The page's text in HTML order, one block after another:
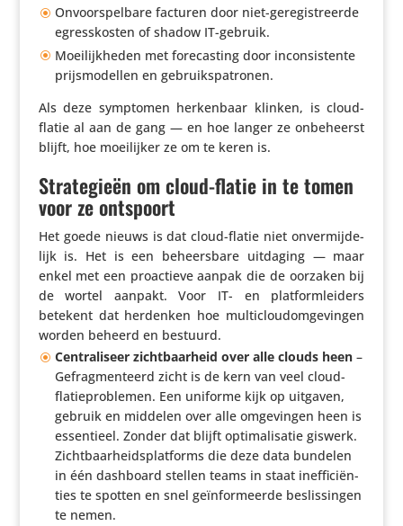
Onvoor­spel­bare facturen door niet-gere­gi­streerde
egres­skosten of shadow IT-gebruik.
Moei­lijk­heden met fore­cas­ting door incon­sis­tente
prijs­mo­dellen en gebruikspatronen.
Als deze symptomen herken­baar klinken, is cloud-
flatie al aan de gang — en hoe langer ze onbe­heerst
blijft, hoe moei­lijker ze om te keren is.
Strategieën om cloud-flatie in te tomen
voor ze ontspoort
Het goede nieuws is dat cloud-flatie niet onver­mij­de­
lijk is. Het is een beheers­bare uitdaging — maar
enkel met een proac­tieve aanpak die de oorzaken bij
de wortel aanpakt. Voor IT- en plat­form­lei­ders
betekent dat herdenken hoe multi­cloudom­ge­vingen
worden beheerd en bestuurd.
Centra­li­seer zicht­baar­heid over alle clouds heen–
Gefrag­men­teerd zicht is de kern van veel cloud-
flatie­pro­blemen. Een uniforme kijk op uitgaven,
gebruik en middelen over alle omge­vingen heen is
essen­tieel. Zonder dat blijft opti­ma­li­satie giswerk.
Zicht­baar­heids­plat­forms die deze data bundelen
in één dashboard stellen teams in staat inef­fi­ci­ën­
ties te spotten en snel geïn­for­meerde beslis­singen
te nemen.